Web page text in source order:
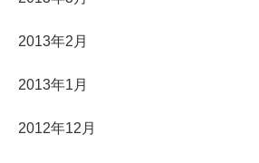
2013年2月
2013年1月
2012年12月